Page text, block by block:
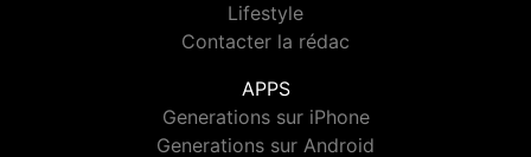
Lifestyle
Contacter la rédac
APPS
Generations sur iPhone
Generations sur Android